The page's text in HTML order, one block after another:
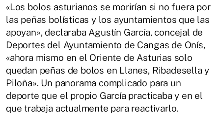
«Los bolos asturianos se morirían si no fuera por
las peñas bolísticas y los ayuntamientos que las
apoyan», declaraba Agustín García, concejal de
Deportes del Ayuntamiento de Cangas de Onís,
«ahora mismo en el Oriente de Asturias solo
quedan peñas de bolos en Llanes, Ribadesella y
Piloña». Un panorama complicado para un
deporte que el propio García practicaba y en el
que trabaja actualmente para reactivarlo.